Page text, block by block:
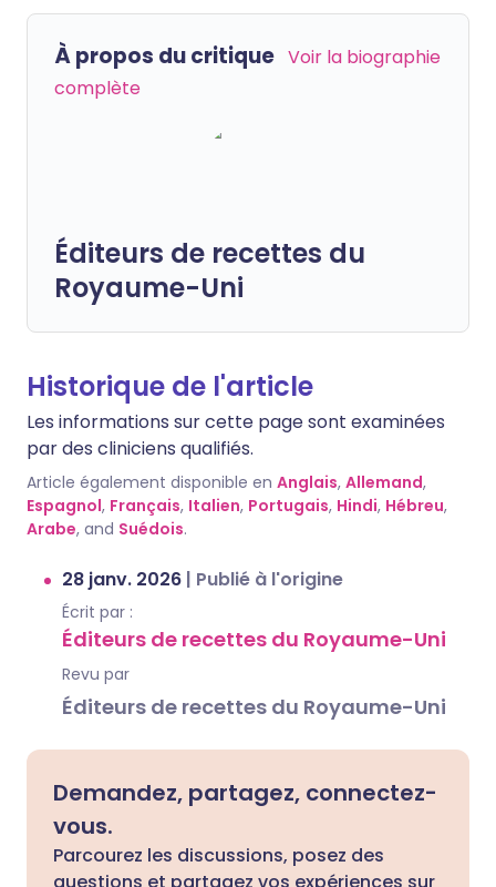
À propos du critique Voir la biographie
complète
Éditeurs de recettes du
Royaume-Uni
Historique de l'article
Les informations sur cette page sont examinées
par des cliniciens qualifiés.
Article également disponible en Anglais, Allemand,
Espagnol, Français, Italien, Portugais, Hindi, Hébreu,
Arabe, and Suédois.
28 janv. 2026 | Publié à l'origine
Écrit par :
Éditeurs de recettes du Royaume-Uni
Revu par
Éditeurs de recettes du Royaume-Uni
Demandez, partagez, connectez-
vous.
Parcourez les discussions, posez des